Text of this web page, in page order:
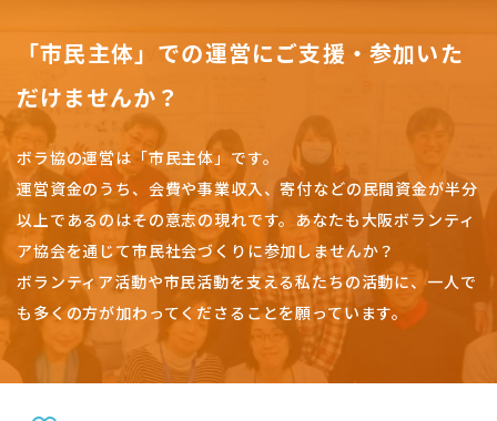
「市民主体」での運営にご支援・参加いた
だけませんか？
ボラ協の運営は「市民主体」です。
運営資金のうち、会費や事業収入、寄付などの民間資金が半分
以上であるのはその意志の現れです。 あなたも大阪ボランティ
ア協会を通じて市民社会づくりに参加しませんか？
ボランティア活動や市民活動を支える私たちの活動に、一人で
も多くの方が加わってくださることを願っています。